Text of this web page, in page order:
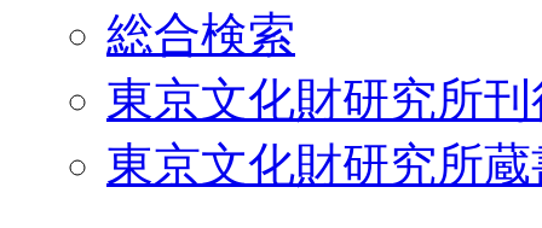
総合検索
東京文化財研究所
東京文化財研究所